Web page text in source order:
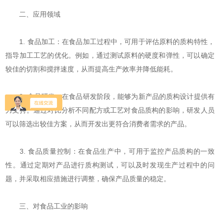
二、应用领域
1. 食品加工：在食品加工过程中，可用于评估原料的质构特性，
指导加工工艺的优化。例如，通过测试原料的硬度和弹性，可以确定
较佳的切割和搅拌速度，从而提高生产效率并降低能耗。
2. 食品研发：在食品研发阶段，能够为新产品的质构设计提供有
力支持。通过对比分析不同配方或工艺对食品质构的影响，研发人员
可以筛选出较佳方案，从而开发出更符合消费者需求的产品。
3. 食品质量控制：在食品生产中，可用于监控产品质构的一致
性。通过定期对产品进行质构测试，可以及时发现生产过程中的问
题，并采取相应措施进行调整，确保产品质量的稳定。
三、对食品工业的影响